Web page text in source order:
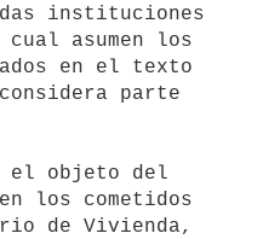
instituciones
asumen los
en el texto
parte
el objeto del
los cometidos
de Vivienda,